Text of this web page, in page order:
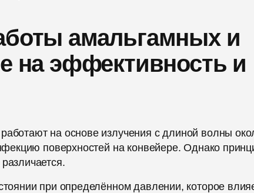
амальгамных и
на эффективность и
на основе излучения с длиной волны
поверхностей на конвейере. Однако
при определённом давлении, которое